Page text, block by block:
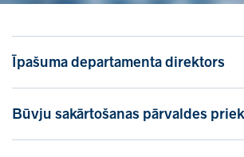
Īpašuma departamenta direktors
Būvju sakārtošanas pārvaldes